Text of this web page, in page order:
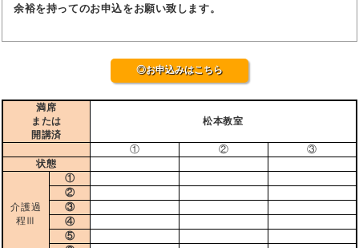
余裕を持ってのお申込をお願い致します。
◎お申込みはこちら
満席
または
開講済
松本教室
① ②
③
状態
介護過
程Ⅲ
①
②
③
④
⑤